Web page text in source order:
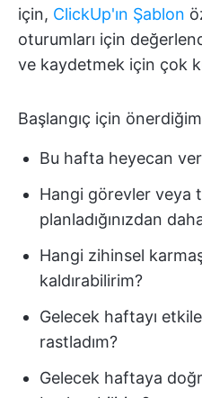
için, ClickUp'ın Şablon
oturumları için
ve kaydetmek için çok
Başlangıç için
Bu hafta heyecan
Hangi görevler veya
planladığınızdan
Hangi zihinsel
kaldırabilirim?
Gelecek haftayı
rastladım?
Gelecek haftaya